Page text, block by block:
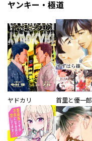
ヤンキー・極道
ヤドカリ 首里と優一郎